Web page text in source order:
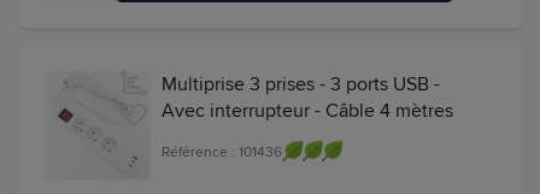
Multiprise 3 prises - 3 ports USB -
Avec interrupteur - Câble 4 mètres
Référence : 101436